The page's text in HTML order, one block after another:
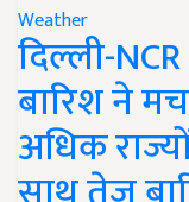
Weather
दिल्ली-
बारिश ने
अधिक